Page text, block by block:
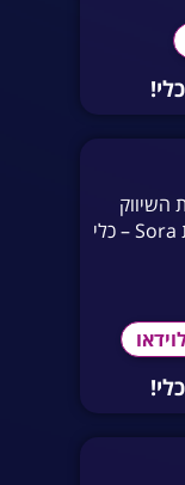
השיווק
והתקשורת, OpenAI מביאה את Sora – כלי